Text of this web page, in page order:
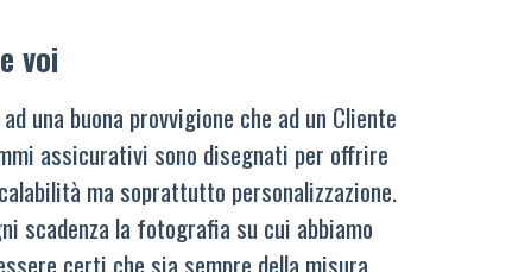
voi
una buona provvigione che ad un Cliente
assicurativi sono disegnati per offrire
ma soprattutto personalizzazione.
scadenza la fotografia su cui abbiamo
certi che sia sempre della misura